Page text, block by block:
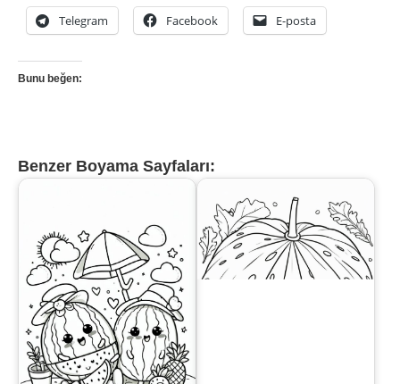
Telegram Facebook E-posta
Bunu beğen:
Benzer Boyama Sayfaları: